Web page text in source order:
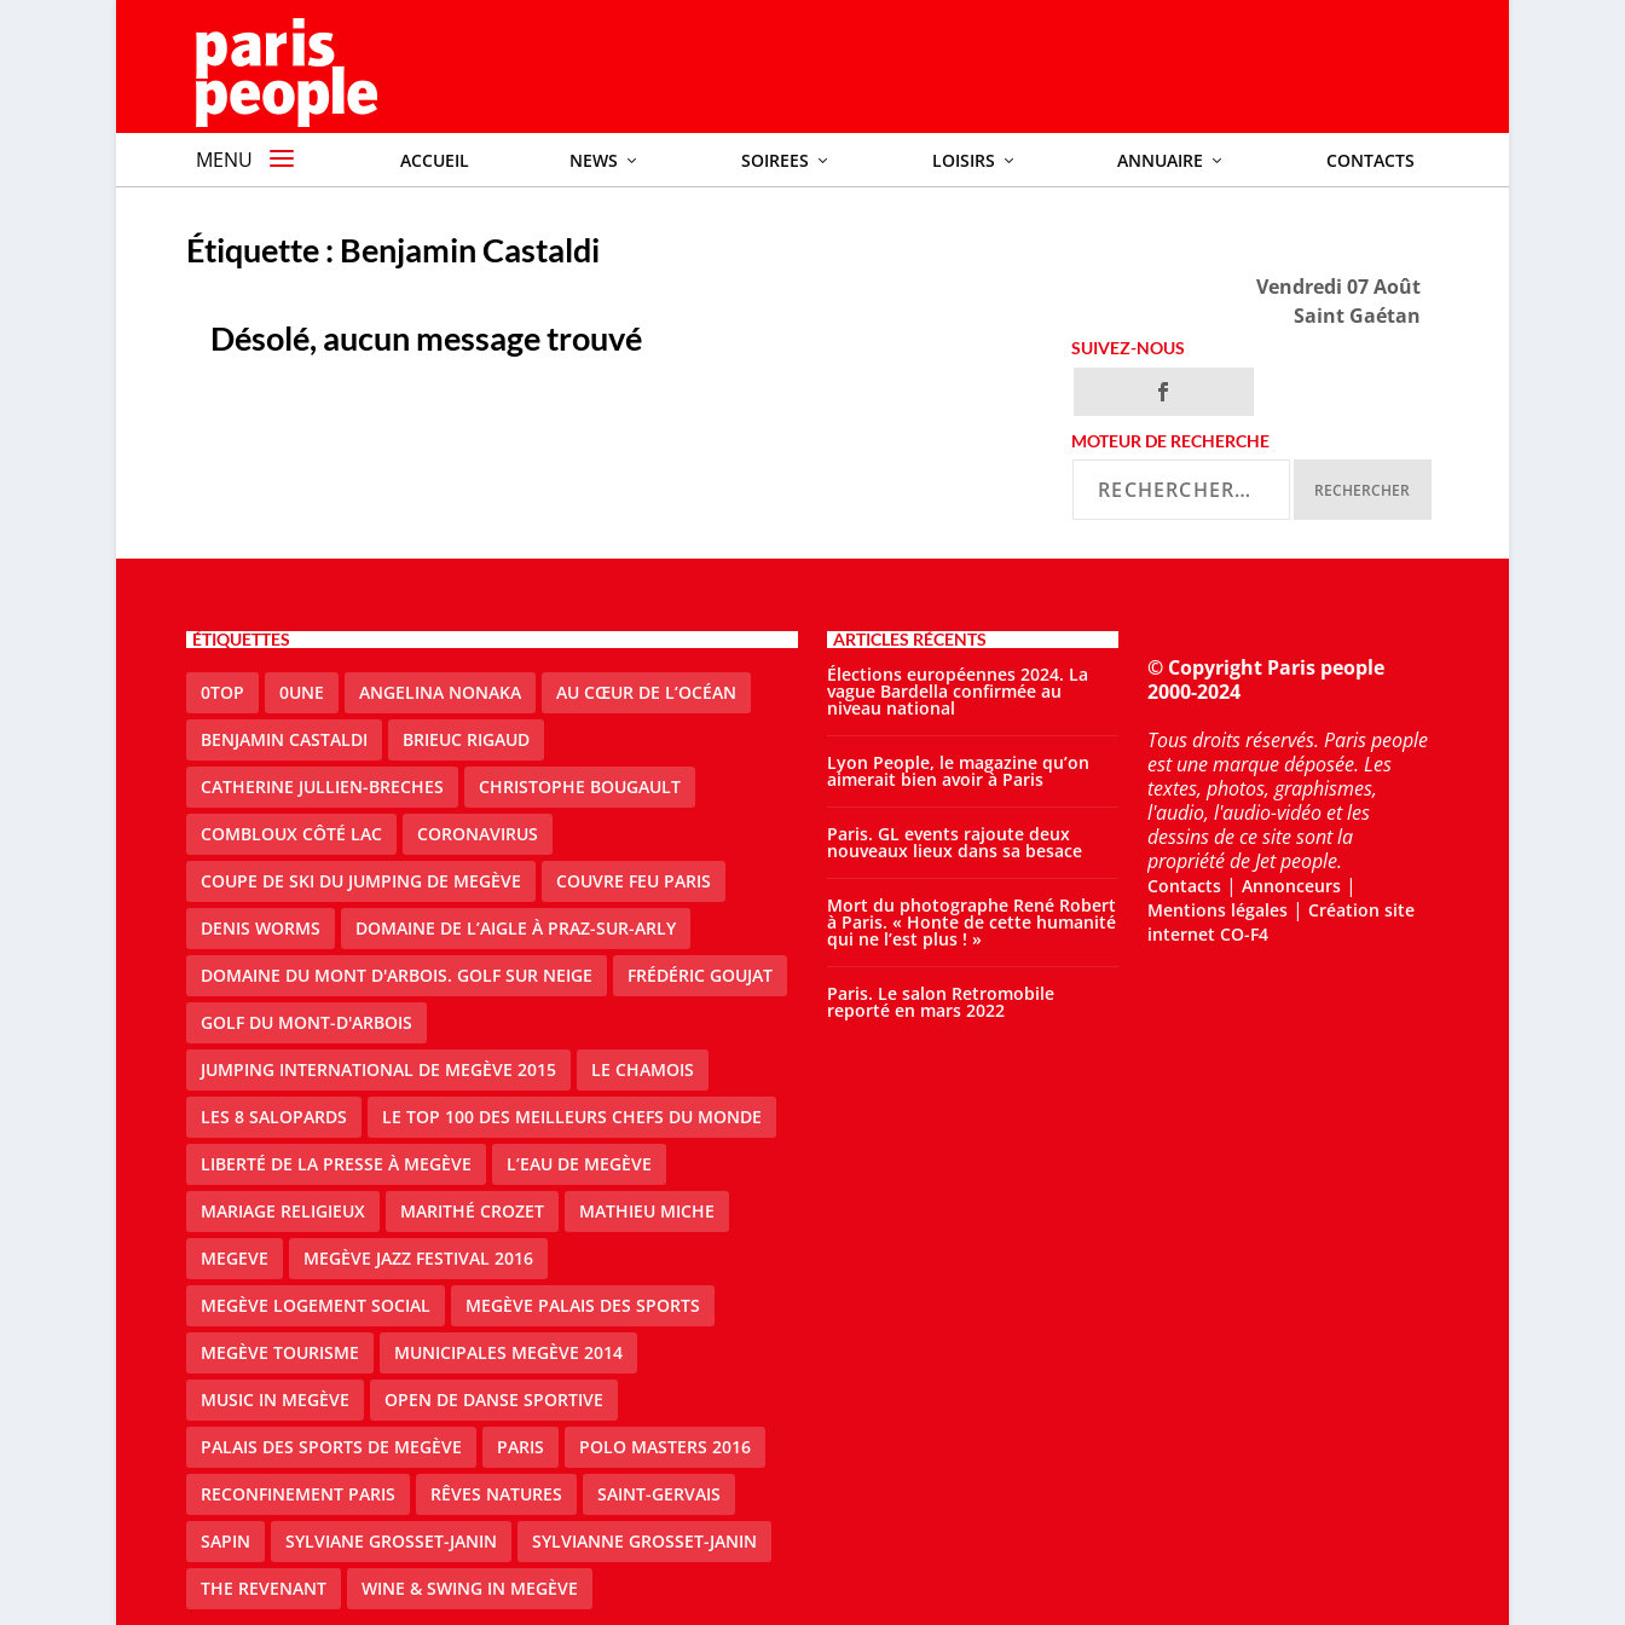
MENU ACCUEIL NEWS SOIREES LOISIRS ANNUAIRE CONTACTS
Étiquette : Benjamin Castaldi
Désolé, aucun message trouvé
Vendredi 07 Août
Saint Gaétan
SUIVEZ-NOUS
MOTEUR DE RECHERCHE
ÉTIQUETTES
0TOP 0UNE ANGELINA NONAKA AU CŒUR DE L’OCÉAN
BENJAMIN CASTALDI BRIEUC RIGAUD
CATHERINE JULLIEN-BRECHES CHRISTOPHE BOUGAULT
COMBLOUX CÔTÉ LAC CORONAVIRUS
COUPE DE SKI DU JUMPING DE MEGÈVE COUVRE FEU PARIS
DENIS WORMS DOMAINE DE L’AIGLE À PRAZ-SUR-ARLY
DOMAINE DU MONT D'ARBOIS. GOLF SUR NEIGE FRÉDÉRIC GOUJAT
GOLF DU MONT-D'ARBOIS
JUMPING INTERNATIONAL DE MEGÈVE 2015 LE CHAMOIS
LES 8 SALOPARDS LE TOP 100 DES MEILLEURS CHEFS DU MONDE
LIBERTÉ DE LA PRESSE À MEGÈVE L’EAU DE MEGÈVE
MARIAGE RELIGIEUX MARITHÉ CROZET MATHIEU MICHE
MEGEVE MEGÈVE JAZZ FESTIVAL 2016
MEGÈVE LOGEMENT SOCIAL MEGÈVE PALAIS DES SPORTS
MEGÈVE TOURISME MUNICIPALES MEGÈVE 2014
MUSIC IN MEGÈVE OPEN DE DANSE SPORTIVE
PALAIS DES SPORTS DE MEGÈVE PARIS POLO MASTERS 2016
RECONFINEMENT PARIS RÊVES NATURES SAINT-GERVAIS
SAPIN SYLVIANE GROSSET-JANIN SYLVIANNE GROSSET-JANIN
THE REVENANT WINE & SWING IN MEGÈVE
ARTICLES RÉCENTS
Élections européennes 2024. La
vague Bardella confirmée au
niveau national
Lyon People, le magazine qu’on
aimerait bien avoir à Paris
Paris. GL events rajoute deux
nouveaux lieux dans sa besace
Mort du photographe René Robert
à Paris. « Honte de cette humanité
qui ne l’est plus ! »
Paris. Le salon Retromobile
reporté en mars 2022
© Copyright Paris people
2000-2024
Tous droits réservés. Paris people
est une marque déposée. Les
textes, photos, graphismes,
l'audio, l'audio-vidéo et les
dessins de ce site sont la
propriété de Jet people.
Contacts |Annonceurs |
Mentions légales |Création site
internet CO-F4